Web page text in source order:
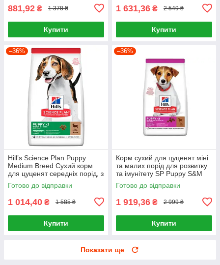
881,92 ₴ 1 378 ₴
Купити
1 631,36 ₴ 2 549 ₴
Купити
–36%
Hill’s Science Plan Puppy
Medium Breed Сухий корм
для цуценят середніх порід, з
ягням і рисом, 2,5 кг
Готово до відправки
1 014,40 ₴ 1 585 ₴
Купити
–36%
Корм сухий для цуценят міні
та малих порід для розвитку
та імунітету SP Puppy S&M
L&R 6кг, Ягня та рис
Готово до відправки
1 919,36 ₴ 2 999 ₴
Купити
Показати ще